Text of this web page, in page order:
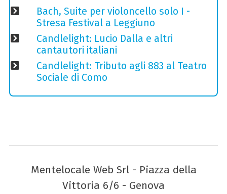
Bach, Suite per violoncello solo I -
Stresa Festival a Leggiuno
Candlelight: Lucio Dalla e altri
cantautori italiani
Candlelight: Tributo agli 883 al Teatro
Sociale di Como
Mentelocale Web Srl - Piazza della
Vittoria 6/6 - Genova